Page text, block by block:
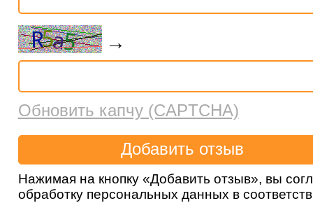
→
Обновить капчу (CAPTCHA)
Нажимая на кнопку «Добавить отзыв», вы
обработку персональных данных в